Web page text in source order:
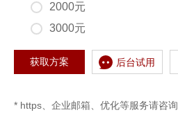
2000元
3000元
获取方案 后台试用
* https、企业邮箱、优化等服务请咨询